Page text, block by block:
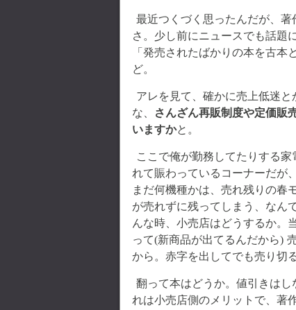
最近つくづく思ったんだが、
さ。少し前にニュースでも話題
「発売されたばかりの本を古
ど。
アレを見て、確かに売上低迷
な、
さんざん再販制度や定価販
いますかと。
ここで俺が勤務してたりする
れて賑わっているコーナーだが
まだ何機種かは、売れ残りの春
が売れずに残ってしまう、なん
んな時、小売店はどうするか。
って(新商品が出てるんだから)
から。赤字を出してでも売り切
翻って本はどうか。値引きは
れは小売店側のメリットで、著